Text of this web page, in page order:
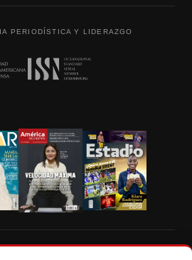
PERIODÍSTICA Y LIDERAZGO